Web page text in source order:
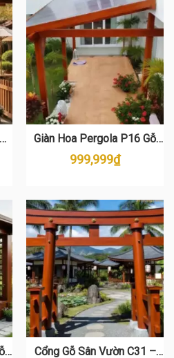
Giàn Hoa Pergola P16 Gỗ
Thông Cao Cấp – Thiết Kế
Sang Trọng Cho Sân Vườn
999,999₫
Cổng Gỗ Sân Vườn C31 –